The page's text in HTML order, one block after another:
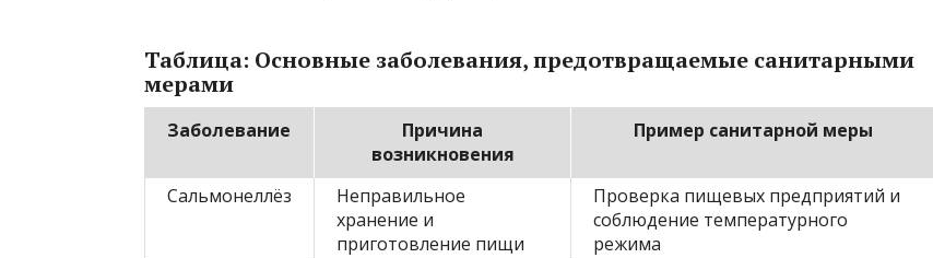
Таблица: Основные заболевания, предотвращаемые санитарными
мерами
Заболевание
Причина
возникновения
Пример санитарной меры
Сальмонеллёз
Неправильное
хранение и
приготовление пищи
Проверка пищевых предприятий и
соблюдение температурного
режима